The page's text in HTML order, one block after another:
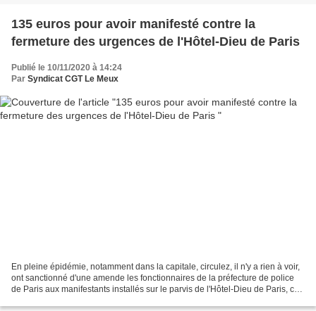
135 euros pour avoir manifesté contre la
fermeture des urgences de l'Hôtel-Dieu de Paris
Publié le 10/11/2020 à 14:24
Par Syndicat CGT Le Meux
En pleine épidémie, notamment dans la capitale, circulez, il n'y a rien à voir,
ont sanctionné d'une amende les fonctionnaires de la préfecture de police
de Paris aux manifestants installés sur le parvis de l'Hôtel-Dieu de Paris, ce